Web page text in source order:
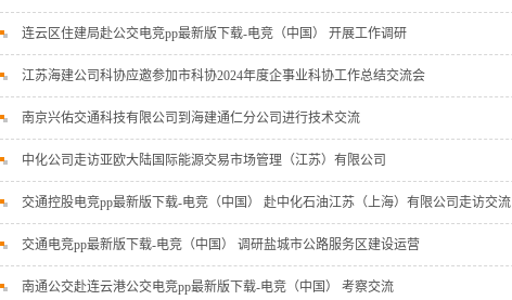
连云区住建局赴公交电竞pp最新版下载-电竞（中国） 开展工作调研
江苏海建公司科协应邀参加市科协2024年度企事业科协工作总结交流会
南京兴佑交通科技有限公司到海建通仁分公司进行技术交流
中化公司走访亚欧大陆国际能源交易市场管理（江苏）有限公司
交通控股电竞pp最新版下载-电竞（中国） 赴中化石油江苏（上海）有限公司走访交流
交通电竞pp最新版下载-电竞（中国） 调研盐城市公路服务区建设运营
南通公交赴连云港公交电竞pp最新版下载-电竞（中国） 考察交流